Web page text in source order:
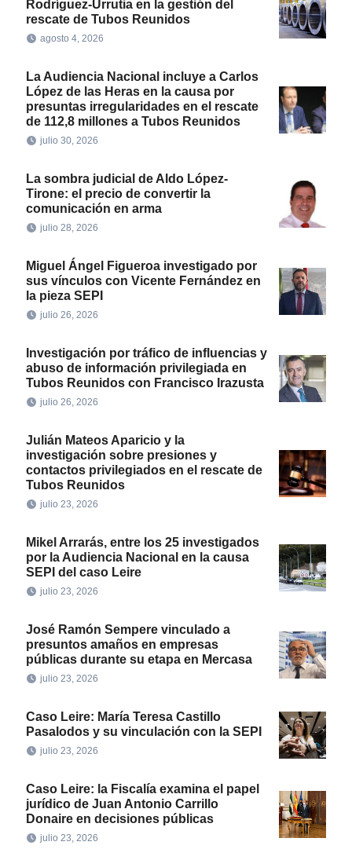
Rodríguez-Urrutia en la gestión del
rescate de Tubos Reunidos
agosto 4, 2026
La Audiencia Nacional incluye a Carlos
López de las Heras en la causa por
presuntas irregularidades en el rescate
de 112,8 millones a Tubos Reunidos
julio 30, 2026
La sombra judicial de Aldo López-
Tirone: el precio de convertir la
comunicación en arma
julio 28, 2026
Miguel Ángel Figueroa investigado por
sus vínculos con Vicente Fernández en
la pieza SEPI
julio 26, 2026
Investigación por tráfico de influencias y
abuso de información privilegiada en
Tubos Reunidos con Francisco Irazusta
julio 26, 2026
Julián Mateos Aparicio y la
investigación sobre presiones y
contactos privilegiados en el rescate de
Tubos Reunidos
julio 23, 2026
Mikel Arrarás, entre los 25 investigados
por la Audiencia Nacional en la causa
SEPI del caso Leire
julio 23, 2026
José Ramón Sempere vinculado a
presuntos amaños en empresas
públicas durante su etapa en Mercasa
julio 23, 2026
Caso Leire: María Teresa Castillo
Pasalodos y su vinculación con la SEPI
julio 23, 2026
Caso Leire: la Fiscalía examina el papel
jurídico de Juan Antonio Carrillo
Donaire en decisiones públicas
julio 23, 2026